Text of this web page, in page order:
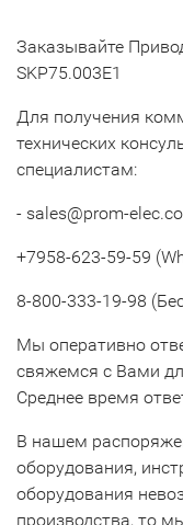
Заказывайте
SKP75.003E1
Для получения
технических
специалистам:
- sales@prom-
+7958-623-59-59
8-800-333-19-98
Мы оперативно
свяжемся с Вами
Среднее время
В нашем
оборудования,
оборудования
производства, то